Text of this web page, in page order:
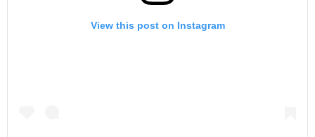
View this post on Instagram